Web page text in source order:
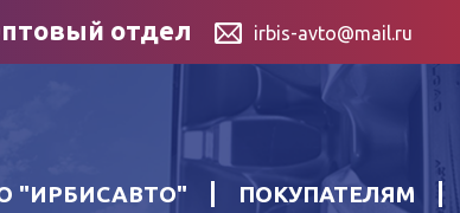
отдел irbis-avto@mail.ru
"ИРБИСАВТО" ПОКУПАТЕЛЯМ